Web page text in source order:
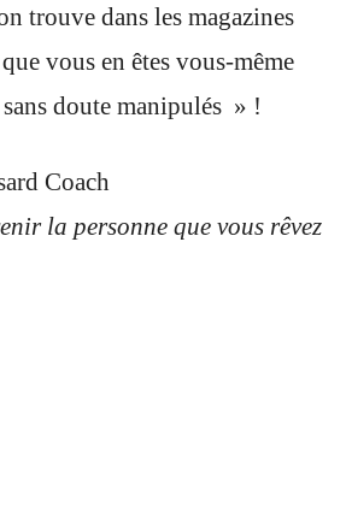
trouve dans les magazines
vous en êtes vous-même
doute manipulés » !
Coach
la personne que vous rêvez